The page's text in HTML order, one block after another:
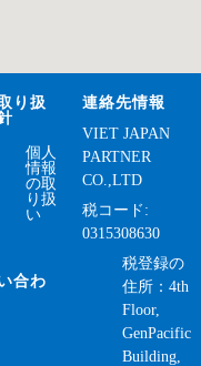
り扱
個人
情報
の取
り扱
い
合わ
連絡先情報
VIET JAPAN
PARTNER
CO.,LTD
税コード:
0315308630
税登録の
住所：4th
Floor,
GenPacific
Building,